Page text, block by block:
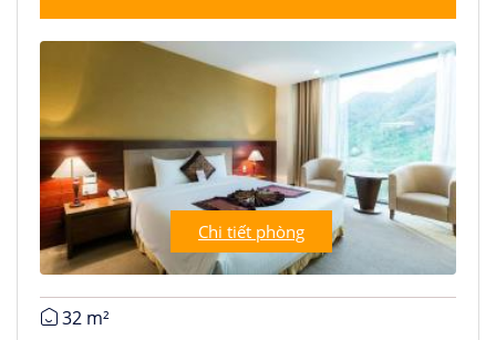
Chi tiết phòng
32 m²